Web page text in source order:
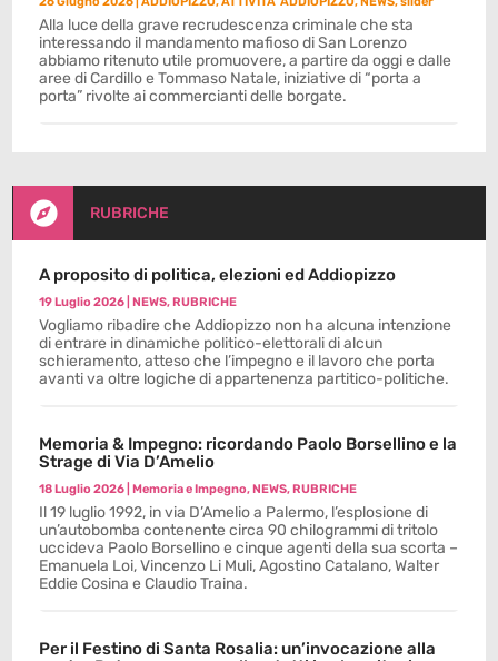
Alla luce della grave recrudescenza criminale che sta
interessando il mandamento mafioso di San Lorenzo
abbiamo ritenuto utile promuovere, a partire da oggi e dalle
aree di Cardillo e Tommaso Natale, iniziative di “porta a
porta” rivolte ai commercianti delle borgate.
 RUBRICHE
A proposito di politica, elezioni ed Addiopizzo
19 Luglio 2026 |NEWS,RUBRICHE
Vogliamo ribadire che Addiopizzo non ha alcuna intenzione
di entrare in dinamiche politico-elettorali di alcun
schieramento, atteso che l’impegno e il lavoro che porta
avanti va oltre logiche di appartenenza partitico-politiche.
Memoria & Impegno: ricordando Paolo Borsellino e la
Strage di Via D’Amelio
18 Luglio 2026 |Memoria e Impegno,NEWS,RUBRICHE
Il 19 luglio 1992, in via D’Amelio a Palermo, l’esplosione di
un’autobomba contenente circa 90 chilogrammi di tritolo
uccideva Paolo Borsellino e cinque agenti della sua scorta –
Emanuela Loi, Vincenzo Li Muli, Agostino Catalano, Walter
Eddie Cosina e Claudio Traina.
Per il Festino di Santa Rosalia: un’invocazione alla